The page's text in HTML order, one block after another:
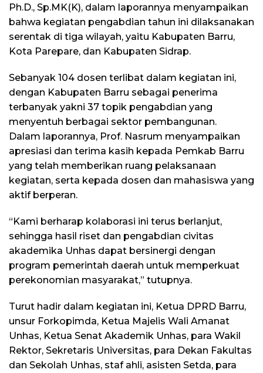
Ph.D., Sp.MK(K), dalam laporannya menyampaikan
bahwa kegiatan pengabdian tahun ini dilaksanakan
serentak di tiga wilayah, yaitu Kabupaten Barru,
Kota Parepare, dan Kabupaten Sidrap.
Sebanyak 104 dosen terlibat dalam kegiatan ini,
dengan Kabupaten Barru sebagai penerima
terbanyak yakni 37 topik pengabdian yang
menyentuh berbagai sektor pembangunan.
Dalam laporannya, Prof. Nasrum menyampaikan
apresiasi dan terima kasih kepada Pemkab Barru
yang telah memberikan ruang pelaksanaan
kegiatan, serta kepada dosen dan mahasiswa yang
aktif berperan.
“Kami berharap kolaborasi ini terus berlanjut,
sehingga hasil riset dan pengabdian civitas
akademika Unhas dapat bersinergi dengan
program pemerintah daerah untuk memperkuat
perekonomian masyarakat,” tutupnya.
Turut hadir dalam kegiatan ini, Ketua DPRD Barru,
unsur Forkopimda, Ketua Majelis Wali Amanat
Unhas, Ketua Senat Akademik Unhas, para Wakil
Rektor, Sekretaris Universitas, para Dekan Fakultas
dan Sekolah Unhas, staf ahli, asisten Setda, para